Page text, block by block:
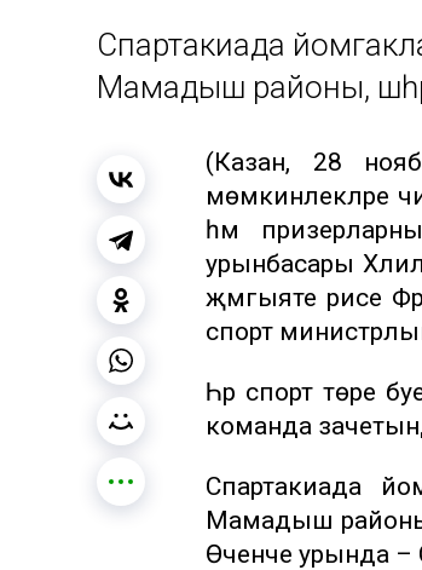
Спартакиада
Мамадыш районы,
(Казан, 28
мөмкинлекләре
һәм
урынбасары
җәмгыяте рәисе
спорт
Һәр спорт төре
команда
Спартакиада
Мамадыш районы
Өченче урында –